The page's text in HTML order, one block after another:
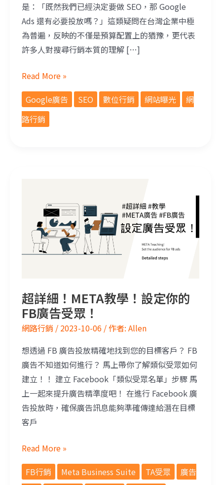
是：「既然我們已經決定要做 SEO，那 Google
Ads 還有必要投放嗎？」這類疑問在台灣企業中極
為普遍，反映的不僅是預算配置上的猶豫，更代表
許多人對搜尋行銷本質的理解 […]
Read More »
Google廣告
SEO 數位行銷 網站曝光
網
路行銷
超詳細！META教學！設定你的
FB廣告受眾！
網路行銷 / 2023-10-06 / 作者: Allen
想透過 FB 廣告投放精確地找到您的目標客戶？ FB
廣告不知道如何進行？ 馬上帶你了解類似受眾如何
建立！！ 建立 Facebook「類似受眾名單」步驟 馬
上一起來提升廣告精準度吧！ 在進行 Facebook 廣
告投放時，確保廣告訊息能夠準確傳達給潛在目標
客戶
Read More »
FB行銷
Meta Business Suite TA受眾
廣告